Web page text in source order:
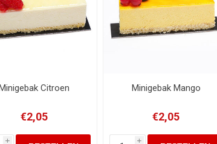
Citroen
€2,05
i
Minigebak Mango
€2,05
i